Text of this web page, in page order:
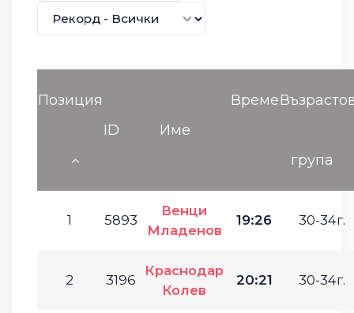
Позиция
ID
Име
Време
група
1 5893
Венци
Младенов
19:26 30-34г.
2 3196
Краснодар
Колев
20:21 30-34г.